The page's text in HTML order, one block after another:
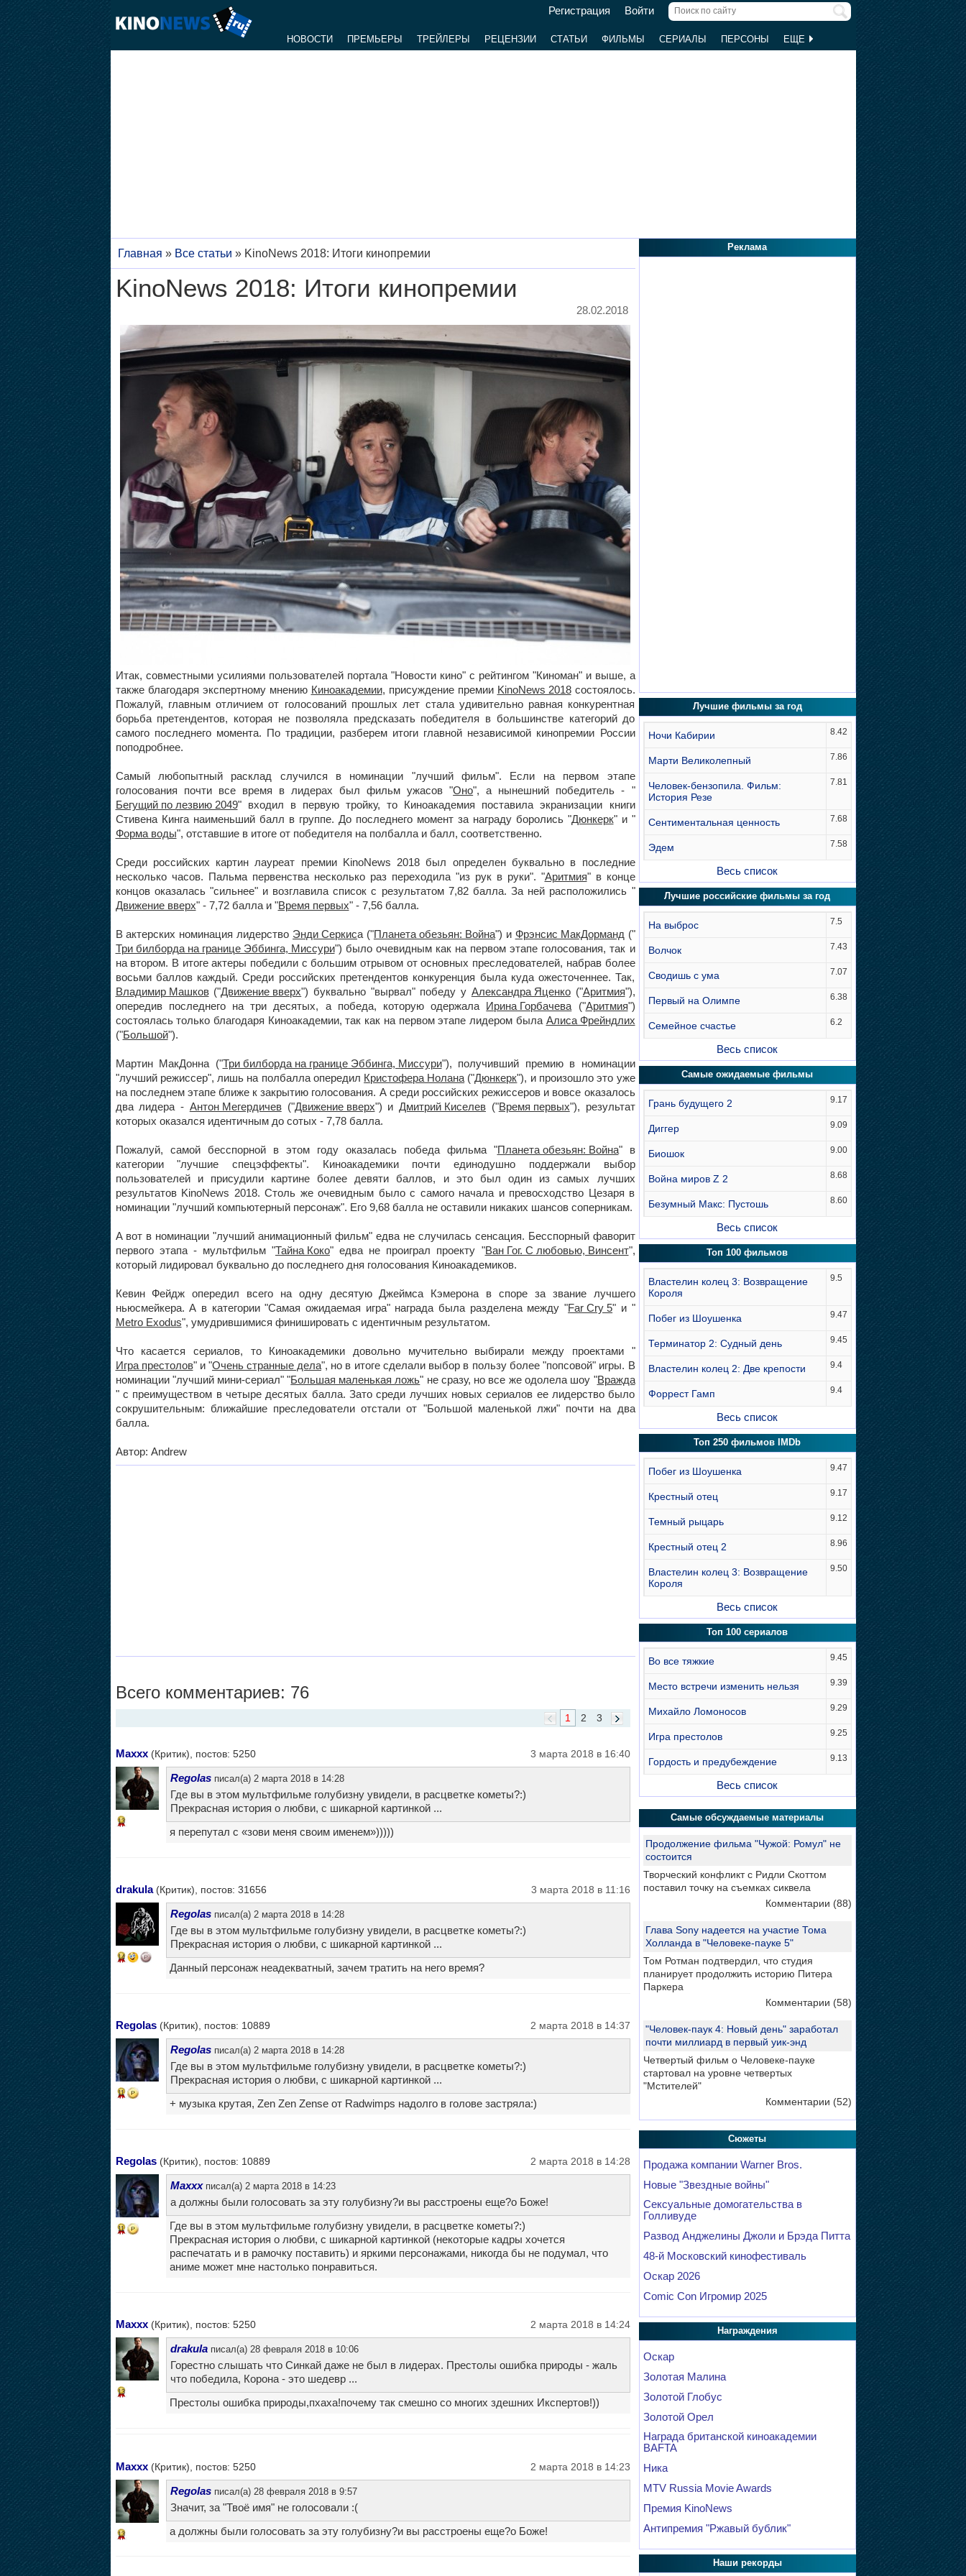
Регистрация Войти
НОВОСТИ ПРЕМЬЕРЫ ТРЕЙЛЕРЫ РЕЦЕНЗИИ СТАТЬИ ФИЛЬМЫ СЕРИАЛЫ ПЕРСОНЫ ЕЩЕ
Главная » Все статьи » KinoNews 2018: Итоги кинопремии
KinoNews 2018: Итоги кинопремии
28.02.2018
Итак, совместными усилиями пользователей портала "Новости кино" с рейтингом "Киноман" и выше, а
также благодаря экспертному мнению Киноакадемии, присуждение премии KinoNews 2018состоялось.
Пожалуй, главным отличием от голосований прошлых лет стала удивительно равная конкурентная
борьба претендентов, которая не позволяла предсказать победителя в большинстве категорий до
самого последнего момента. По традиции, разберем итоги главной независимой кинопремии России
поподробнее.
Самый любопытный расклад случился в номинации "лучший фильм". Если на первом этапе
голосования почти все время в лидерах был фильм ужасов "Оно", а нынешний победитель - "
Бегущий по лезвию 2049" входил в первую тройку, то Киноакадемия поставила экранизации книги
Стивена Кинга наименьший балл в группе. До последнего момент за награду боролись "Дюнкерк" и "
Форма воды", отставшие в итоге от победителя на полбалла и балл, соответственно.
Среди российских картин лауреат премии KinoNews 2018 был определен буквально в последние
несколько часов. Пальма первенства несколько раз переходила "из рук в руки". "Аритмия" в конце
концов оказалась "сильнее" и возглавила список с результатом 7,82 балла. За ней расположились "
Движение вверх" - 7,72 балла и "Время первых" - 7,56 балла.
В актерских номинация лидерство Энди Серкиса ("Планета обезьян: Война") и Фрэнсис МакДорманд ("
Три билборда на границе Эббинга, Миссури") было очевидным как на первом этапе голосования, так и
на втором. В итоге актеры победили с большим отрывом от основных преследователей, набрав более
восьми баллов каждый. Среди российских претендентов конкуренция была куда ожесточеннее. Так,
Владимир Машков("Движение вверх") буквально "вырвал" победу у Александра Яценко("Аритмия"),
опередив последнего на три десятых, а победа, которую одержала Ирина Горбачева ("Аритмия")
состоялась только благодаря Киноакадемии, так как на первом этапе лидером была Алиса Фрейндлих
("Большой").
Мартин МакДонна ("Три билборда на границе Эббинга, Миссури"), получивший премию в номинации
"лучший режиссер", лишь на полбалла опередил Кристофера Нолана ("Дюнкерк"), и произошло это уже
на последнем этапе ближе к закрытию голосования. А среди российских режиссеров и вовсе оказалось
два лидера - Антон Мегердичев("Движение вверх") и Дмитрий Киселев ("Время первых"), результат
которых оказался идентичным до сотых - 7,78 балла.
Пожалуй, самой бесспорной в этом году оказалась победа фильма "Планета обезьян: Война" в
категории "лучшие спецэффекты". Киноакадемики почти единодушно поддержали выбор
пользователей и присудили картине более девяти баллов, и это был один из самых лучших
результатов KinoNews 2018. Столь же очевидным было с самого начала и превосходство Цезаря в
номинации "лучший компьютерный персонаж". Его 9,68 балла не оставили никаких шансов соперникам.
А вот в номинации "лучший анимационный фильм" едва не случилась сенсация. Бесспорный фаворит
первого этапа - мультфильм "Тайна Коко" едва не проиграл проекту "Ван Гог. С любовью, Винсент",
который лидировал буквально до последнего дня голосования Киноакадемиков.
Кевин Фейдж опередил всего на одну десятую Джеймса Кэмерона в споре за звание лучшего
ньюсмейкера. А в категории "Самая ожидаемая игра" награда была разделена между "Far Cry 5" и "
Metro Exodus", умудрившимися финишировать с идентичным результатом.
Что касается сериалов, то Киноакадемики довольно мучительно выбирали между проектами "
Игра престолов" и "Очень странные дела", но в итоге сделали выбор в пользу более "попсовой" игры. В
номинации "лучший мини-сериал" "Большая маленькая ложь" не сразу, но все же одолела шоу "Вражда
" с преимуществом в четыре десятых балла. Зато среди лучших новых сериалов ее лидерство было
сокрушительным: ближайшие преследователи отстали от "Большой маленькой лжи" почти на два
балла.
Автор: Andrew
Всего комментариев: 76
3
2
1
Maxxx(Критик), постов: 5250 3 марта 2018 в 16:40
13
Regolasписал(а) 2 марта 2018 в 14:28
Где вы в этом мультфильме голубизну увидели, в расцветке кометы?:)
Прекрасная история о любви, с шикарной картинкой ...
я перепутал с «зови меня своим именем»)))))
drakula(Критик), постов: 31656 3 марта 2018 в 11:16
14
Regolasписал(а) 2 марта 2018 в 14:28
Где вы в этом мультфильме голубизну увидели, в расцветке кометы?:)
Прекрасная история о любви, с шикарной картинкой ...
Данный персонаж неадекватный, зачем тратить на него время?
Regolas(Критик), постов: 10889 2 марта 2018 в 14:37
11
Regolasписал(а) 2 марта 2018 в 14:28
Где вы в этом мультфильме голубизну увидели, в расцветке кометы?:)
Прекрасная история о любви, с шикарной картинкой ...
+ музыка крутая, Zen Zen Zense от Radwimps надолго в голове застряла:)
Regolas(Критик), постов: 10889 2 марта 2018 в 14:28
11
Maxxxписал(а) 2 марта 2018 в 14:23
а должны были голосовать за эту голубизну?и вы расстроены еще?о Боже!
Где вы в этом мультфильме голубизну увидели, в расцветке кометы?:)
Прекрасная история о любви, с шикарной картинкой (некоторые кадры хочется
распечатать и в рамочку поставить) и яркими персонажами, никогда бы не подумал, что
аниме может мне настолько понравиться.
Maxxx(Критик), постов: 5250 2 марта 2018 в 14:24
13
drakulaписал(а) 28 февраля 2018 в 10:06
Горестно слышать что Синкай даже не был в лидерах. Престолы ошибка природы - жаль
что победила, Корона - это шедевр ...
Престолы ошибка природы,пхаха!почему так смешно со многих здешних Икспертов!))
Maxxx(Критик), постов: 5250 2 марта 2018 в 14:23
13
Regolasписал(а) 28 февраля 2018 в 9:57
Значит, за "Твоё имя" не голосовали :(
а должны были голосовать за эту голубизну?и вы расстроены еще?о Боже!
Реклама
Лучшие фильмы за год
Ночи Кабирии 8.42
Марти Великолепный 7.86
Человек-бензопила. Фильм:
История Резе
7.81
Сентиментальная ценность 7.68
Эдем 7.58
Весь список
Лучшие российские фильмы за год
На выброс 7.5
Волчок 7.43
Сводишь с ума 7.07
Первый на Олимпе 6.38
Семейное счастье 6.2
Весь список
Самые ожидаемые фильмы
Грань будущего 2 9.17
Диггер 9.09
Биошок 9.00
Война миров Z 2 8.68
Безумный Макс: Пустошь 8.60
Весь список
Топ 100 фильмов
Властелин колец 3: Возвращение
Короля
9.5
Побег из Шоушенка 9.47
Терминатор 2: Судный день 9.45
Властелин колец 2: Две крепости 9.4
Форрест Гамп 9.4
Весь список
Топ 250 фильмов IMDb
Побег из Шоушенка 9.47
Крестный отец 9.17
Темный рыцарь 9.12
Крестный отец 2 8.96
Властелин колец 3: Возвращение
Короля
9.50
Весь список
Топ 100 сериалов
Во все тяжкие 9.45
Место встречи изменить нельзя 9.39
Михайло Ломоносов 9.29
Игра престолов 9.25
Гордость и предубеждение 9.13
Весь список
Самые обсуждаемые материалы
Продолжение фильма "Чужой: Ромул" не
состоится
Творческий конфликт с Ридли Скоттом
поставил точку на съемках сиквела
Комментарии (88)
Глава Sony надеется на участие Тома
Холланда в "Человеке-пауке 5"
Том Ротман подтвердил, что студия
планирует продолжить историю Питера
Паркера
Комментарии (58)
"Человек-паук 4: Новый день" заработал
почти миллиард в первый уик-энд
Четвертый фильм о Человеке-пауке
стартовал на уровне четвертых
"Мстителей"
Комментарии (52)
Сюжеты
Продажа компании Warner Bros.
Новые "Звездные войны"
Сексуальные домогательства в
Голливуде
Развод Анджелины Джоли и Брэда Питта
48-й Московский кинофестиваль
Оскар 2026
Comic Con Игромир 2025
Награждения
Оскар
Золотая Малина
Золотой Глобус
Золотой Орел
Награда британской киноакадемии
BAFTA
Ника
MTV Russia Movie Awards
Премия KinoNews
Антипремия "Ржавый бублик"
Наши рекорды